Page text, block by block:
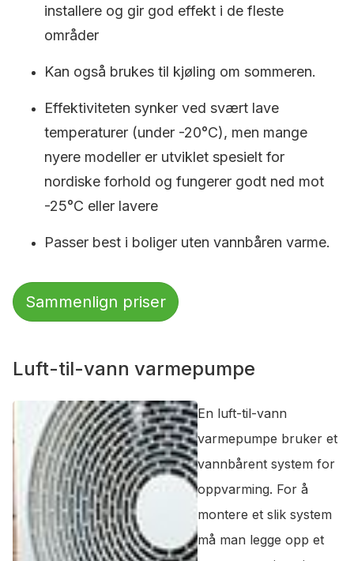
installere og gir god effekt i de fleste
områder
Kan også brukes til kjøling om sommeren.
Effektiviteten synker ved svært lave
temperaturer (under -20°C), men mange
nyere modeller er utviklet spesielt for
nordiske forhold og fungerer godt ned mot
-25°C eller lavere
Passer best i boliger uten vannbåren varme.
Sammenlign priser
Luft-til-vann varmepumpe
En luft-til-vann
varmepumpe bruker et
vannbårent system for
oppvarming. For å
montere et slik system
må man legge opp et